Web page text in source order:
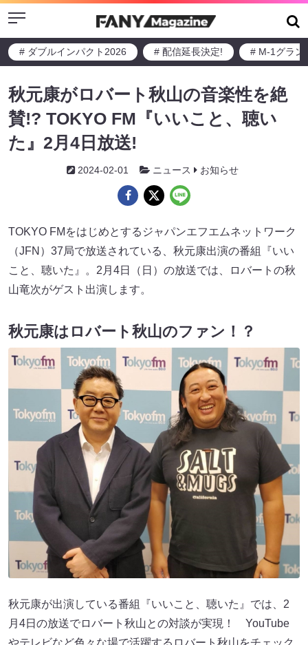
Menu
# ダブルインパクト2026 # 配信延長決定! # M-1グラン
秋元康がロバート秋山の音楽性を絶
賛!? TOKYO FM『いいこと、聴い
た』2月4日放送!
2024-02-01 ニュース お知らせ
TOKYO FMをはじめとするジャパンエフエムネットワーク
（JFN）37局で放送されている、秋元康出演の番組『いい
こと、聴いた』。2月4日（日）の放送では、ロバートの秋
山竜次がゲスト出演します。
秋元康はロバート秋山のファン！？
秋元康が出演している番組『いいこと、聴いた』では、2
月4日の放送でロバート秋山との対談が実現！ YouTube